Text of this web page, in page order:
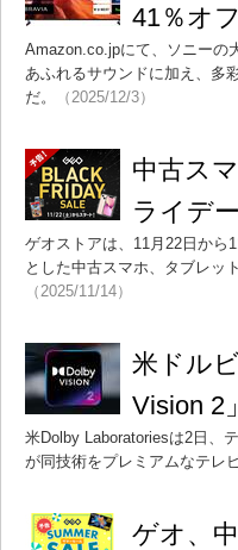
41％オ
Amazon.co.jpにて、ソニーの
あふれるサウンドに加え、多
だ。
（2025/12/3）
中古ス
ライデ
ゲオストアは、11月22日から
とした中古スマホ、タブレッ
（2025/11/14）
米ドル
Vision 2
米Dolby Laboratoriesは2日、
が同技術をプレミアムなテレ
ゲオ、